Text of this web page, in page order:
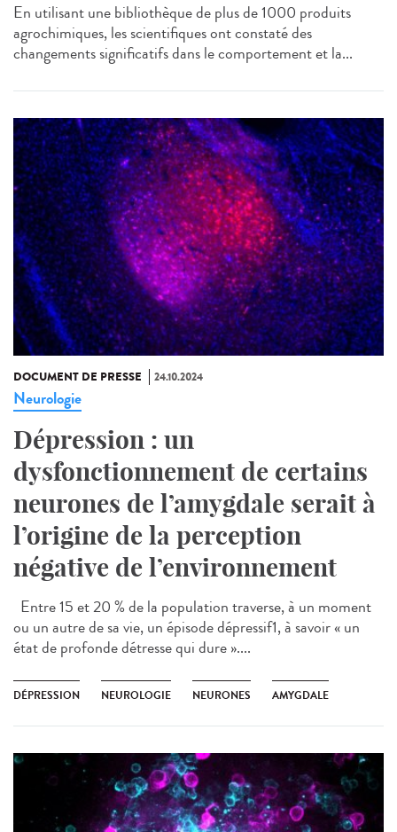
En utilisant une bibliothèque de plus de 1000 produits
agrochimiques, les scientifiques ont constaté des
changements significatifs dans le comportement et la...
DOCUMENT DE PRESSE 24.10.2024
Neurologie
Dépression : un
dysfonctionnement de certains
neurones de l’amygdale serait à
l’origine de la perception
négative de l’environnement
Entre 15 et 20 % de la population traverse, à un moment
ou un autre de sa vie, un épisode dépressif1, à savoir « un
état de profonde détresse qui dure »....
DÉPRESSION NEUROLOGIE NEURONES AMYGDALE